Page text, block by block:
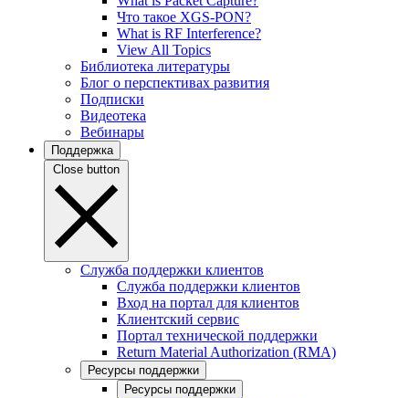
Что такое XGS-PON?
What is RF Interference?
View All Topics
Библиотека литературы
Блог о перспективах развития
Подписки
Видеотека
Вебинары
Поддержка
Close button
Служба поддержки клиентов
Служба поддержки клиентов
Вход на портал для клиентов
Клиентский сервис
Портал технической поддержки
Return Material Authorization (RMA)
Ресурсы поддержки
Ресурсы поддержки